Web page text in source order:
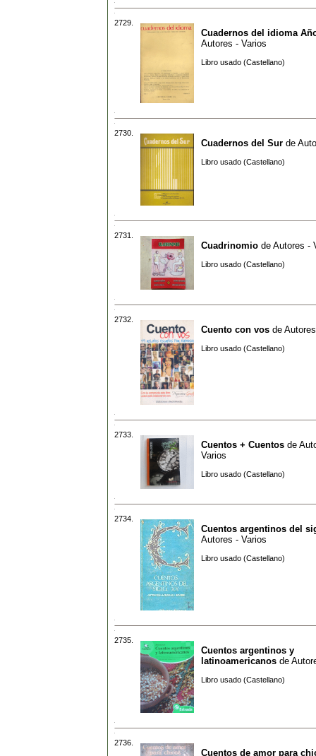
2729.
Cuadernos del idioma
Autores - Varios
Libro usado (Castellano)
2730.
Cuadernos del Sur de
Libro usado (Castellano)
2731.
Cuadrinomio de Autores -
Libro usado (Castellano)
2732.
Cuento con vos de
Libro usado (Castellano)
2733.
Cuentos + Cuentos de
Varios
Libro usado (Castellano)
2734.
Cuentos argentinos del
Autores - Varios
Libro usado (Castellano)
2735.
Cuentos argentinos y
latinoamericanos de
Libro usado (Castellano)
2736.
Cuentos de amor para